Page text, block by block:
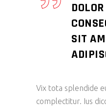
SIT
Vix tota splendide
complectitur. Ius